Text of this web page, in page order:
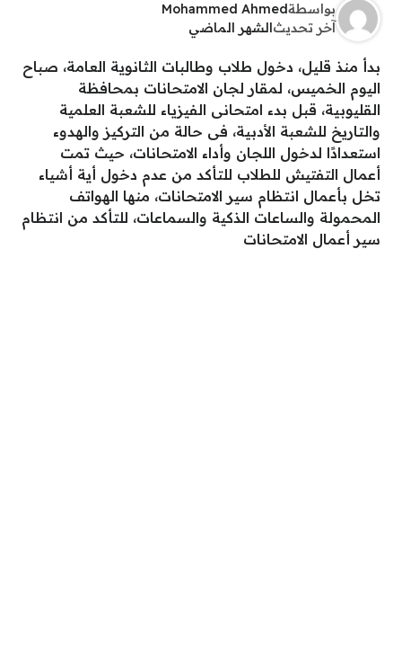
بواسطةMohammed Ahmed
آخر تحديث الشهر الماضي
بدأ منذ قليل، دخول طلاب وطالبات الثانوية العامة، صباح
اليوم الخميس، لمقار لجان الامتحانات بمحافظة
القليوبية، قبل بدء امتحانى الفيزياء للشعبة العلمية
والتاريخ للشعبة الأدبية، فى حالة من التركيز والهدوء
استعدادًا لدخول اللجان وأداء الامتحانات، حيث تمت
أعمال التفتيش للطلاب للتأكد من عدم دخول أية أشياء
تخل بأعمال انتظام سير الامتحانات، منها الهواتف
المحمولة والساعات الذكية والسماعات، للتأكد من انتظام
سير أعمال الامتحانات